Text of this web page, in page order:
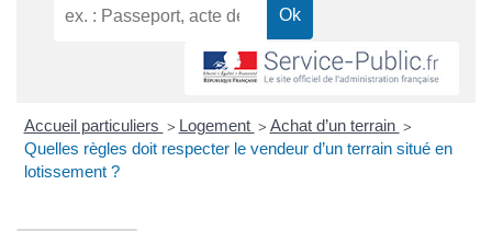
Accueil particuliers > Logement > Achat d’un terrain >
Quelles règles doit respecter le vendeur d’un terrain situé en
lotissement ?